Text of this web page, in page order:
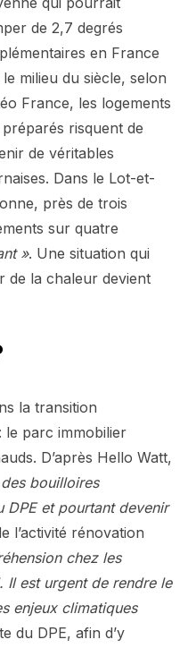
de 2,7 degrés
en France
le milieu du siècle, selon
France, les logements
préparés risquent de
de véritables
Dans le Lot-et-
près de trois
sur quatre
». Une situation qui
de la chaleur devient
la transition
le parc immobilier
D’après Hello Watt,
bouilloires
DPE et pourtant devenir
l’activité rénovation
chez les
Il est urgent de rendre le
enjeux climatiques
du DPE, afin d’y